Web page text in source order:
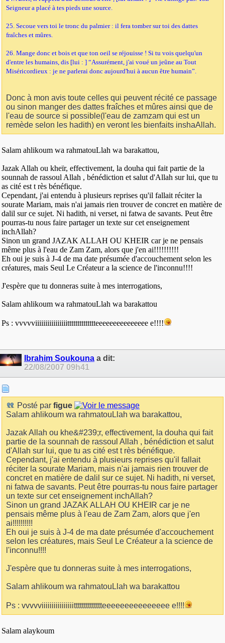
Seigneur a placé à tes pieds une source.
25. Secoue vers toi le tronc du palmier : il fera tomber sur toi des dattes
fraîches et mûres.
26. Mange donc et bois et que ton oeil se réjouisse ! Si tu vois quelqu'un
d'entre les humains, dis [lui : ] “Assurément, j'ai voué un jeûne au Tout
Miséricordieux : je ne parlerai donc aujourd'hui à aucun être humain”.
Donc à mon avis toute celles qui peuvent récité ce passage
ou sinon manger des dattes fraîches et mûres ainsi que de
l'eau de source si possible(l'eau de zamzam qui est un
remède selon les hadith) en veront les bienfaits inshaAllah.
Salam ahlikoum wa rahmatouLlah wa barakattou,
Jazak Allah ou kheïr, effectivement, la douha qui fait partie de la
sounnah de rassoul Allah , bénédiction et salut d'Allah sur lui, que tu
as cité est t rès bénéfique.
Cependant, j'ai entendu à plusieurs reprises qu'il fallait réciter la
sourate Mariam, mais n'ai jamais rien trouver de concret en matière de
dalil sur ce sujet. Ni hadith, ni verset, ni fatwa de savants. Peut être
pourras-tu nous faire partager un texte sur cet enseignement
inchAllah?
Sinon un grand JAZAK ALLAH OU KHEIR car je ne pensais
même plus à l'eau de Zam Zam, alors que j'en ai!!!!!!!!!!
Eh oui je suis à J-4 de ma date présumée d'accouchement selon les
créatures, mais Seul Le Créateur a la science de l'inconnu!!!!
J'espère que tu donneras suite à mes interrogations,
Salam ahlikoum wa rahmatouLlah wa barakattou
Ps : vvvvviiiiiiiiiiiiiiiitttttttttttttteeeeeeeeeeeeeee e!!!!
Ibrahim Soukouna a dit:
22/08/2007 09h41
Posté par figue
Salam ahlikoum wa rahmatouLlah wa barakattou,
Jazak Allah ou khe&#239;r, effectivement, la douha qui fait
partie de la sounnah de rassoul Allah , bénédiction et salut
d'Allah sur lui, que tu as cité est t rès bénéfique.
Cependant, j'ai entendu à plusieurs reprises qu'il fallait
réciter la sourate Mariam, mais n'ai jamais rien trouver de
concret en matière de dalil sur ce sujet. Ni hadith, ni verset,
ni fatwa de savants. Peut être pourras-tu nous faire partager
un texte sur cet enseignement inchAllah?
Sinon un grand JAZAK ALLAH OU KHEIR car je ne
pensais même plus à l'eau de Zam Zam, alors que j'en
ai!!!!!!!!!!
Eh oui je suis à J-4 de ma date présumée d'accouchement
selon les créatures, mais Seul Le Créateur a la science de
l'inconnu!!!!
J'espère que tu donneras suite à mes interrogations,
Salam ahlikoum wa rahmatouLlah wa barakattou
Ps : vvvvviiiiiiiiiiiiiiiitttttttttttttteeeeeeeeeeeeeee e!!!!
Salam alaykoum